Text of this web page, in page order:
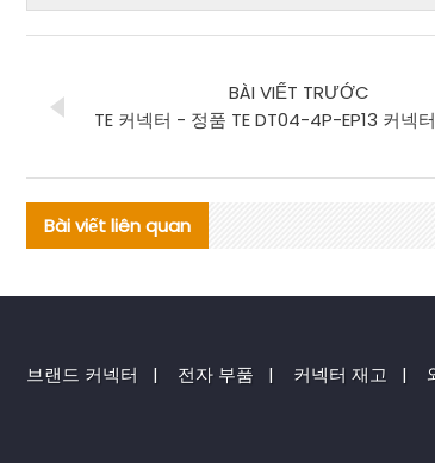
BÀI VIẾT TRƯỚC
TE 커넥터 - 정품 TE DT04-4P-EP13 커넥
Bài viết liên quan
브랜드 커넥터 | 전자 부품 | 커넥터 재고 |